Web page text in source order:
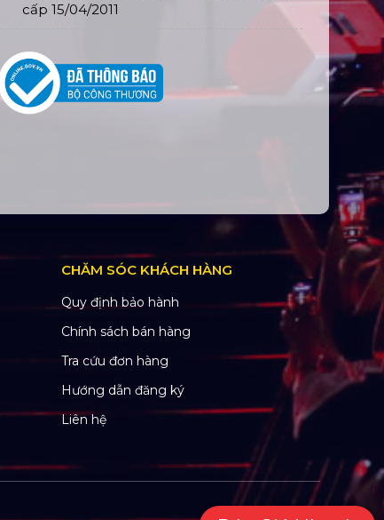
cấp 15/04/2011
CHĂM SÓC KHÁCH HÀNG
Quy định bảo hành
Chính sách bán hàng
Tra cứu đơn hàng
Hướng dẫn đăng ký
Liên hệ